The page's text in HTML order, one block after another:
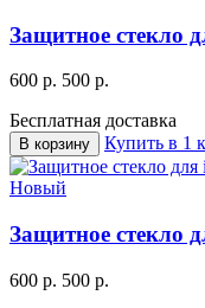
Защитное стекло
600 р. 500 р.
Бесплатная доставка
В корзину Купить в 1
Новый
Защитное стекло
600 р. 500 р.